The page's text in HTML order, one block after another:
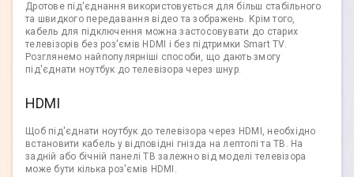
Дротове під'єднання використовується для більш стабільного
та швидкого передавання відео та зображень. Крім того,
кабель для підключення можна застосовувати до старих
телевізорів без роз'ємів HDMI і без підтримки Smart TV.
Розглянемо найпопулярніші способи, що дають змогу
під'єднати ноутбук до телевізора через шнур.
HDMI
Щоб під'єднати ноутбук до телевізора через HDMI, необхідно
встановити кабель у відповідні гнізда на лептопі та ТВ. На
задній або бічній панелі ТВ залежно від моделі телевізора
може бути кілька роз'ємів HDMI.